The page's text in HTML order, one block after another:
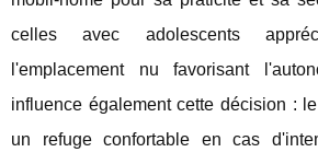
celles avec adolescents
l'emplacement nu favorisant
influence également cette décision :
un refuge confortable en cas